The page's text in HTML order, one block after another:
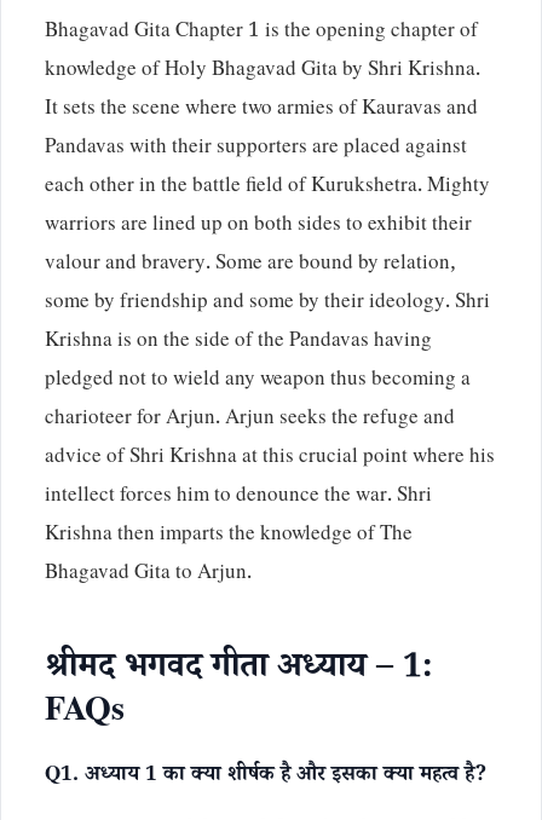
Bhagavad Gita Chapter 1 is the opening chapter of
knowledge of Holy Bhagavad Gita by Shri Krishna.
It sets the scene where two armies of Kauravas and
Pandavas with their supporters are placed against
each other in the battle field of Kurukshetra. Mighty
warriors are lined up on both sides to exhibit their
valour and bravery. Some are bound by relation,
some by friendship and some by their ideology. Shri
Krishna is on the side of the Pandavas having
pledged not to wield any weapon thus becoming a
charioteer for Arjun. Arjun seeks the refuge and
advice of Shri Krishna at this crucial point where his
intellect forces him to denounce the war. Shri
Krishna then imparts the knowledge of The
Bhagavad Gita to Arjun.
श्रीमद भगवद गीता अध्याय – 1:
FAQs
Q1. अध्याय 1 का क्या शीर्षक है और इसका क्या महत्व है?